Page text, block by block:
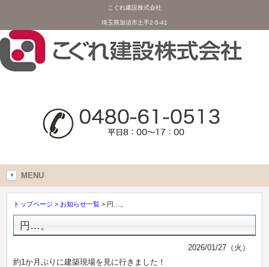
こぐれ建設株式会社
埼玉県加須市土手2-5-41
MENU
トップページ > お知らせ一覧 > 円…。
円…。
2026/01/27（火）
約1か月ぶりに建築現場を見に行きました！